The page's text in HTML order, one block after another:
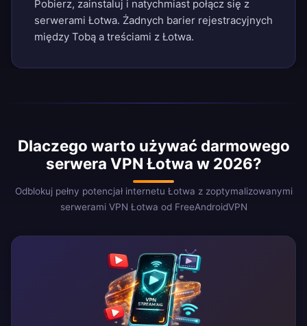
Pobierz, zainstaluj i natychmiast połącz się z
serwerami Łotwa. Żadnych barier rejestracyjnych
między Tobą a treściami z Łotwa.
Dlaczego warto używać darmowego
serwera VPN Łotwa w 2026?
Odblokuj pełny potencjał internetu Łotwa z zoptymalizowanymi
serwerami VPN Łotwa od FreeAndroidVPN